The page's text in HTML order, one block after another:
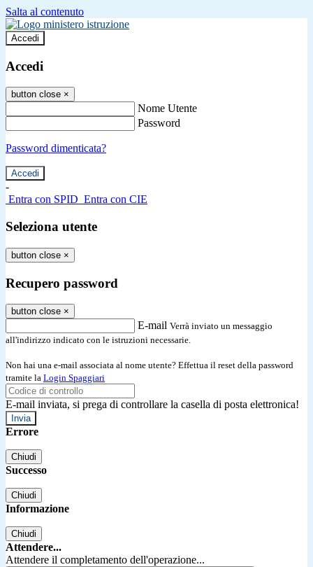
Salta al contenuto
Accedi
Accedi
button close ×
Nome Utente
Password
Password dimenticata?
-
Entra con SPID Entra con CIE
Seleziona utente
button close ×
Recupero password
button close ×
E-mail Verrà inviato un messaggio
all'indirizzo indicato con le istruzioni necessarie.
Non hai una e-mail associata al nome utente? Effettua il reset della password
tramite la Login Spaggiari
E-mail inviata, si prega di controllare la casella di posta elettronica!
Errore
Chiudi
Successo
Chiudi
Informazione
Chiudi
Attendere...
Attendere il completamento dell'operazione...